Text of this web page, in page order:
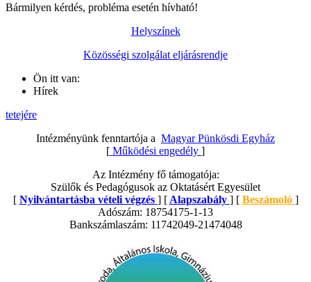
Bármilyen kérdés, probléma esetén hívható!
Helyszínek
Közösségi szolgálat eljárásrendje
Ön itt van:
Hírek
tetejére
Intézményünk fenntartója a Magyar Pünkösdi Egyház
[ Működési engedély ]
Az Intézmény fő támogatója:
Szülők és Pedagógusok az Oktatásért Egyesület
[ Nyilvántartásba vételi végzés ] [ Alapszabály ] [ Beszámoló ]
Adószám: 18754175-1-13
Bankszámlaszám: 11742049-21474048